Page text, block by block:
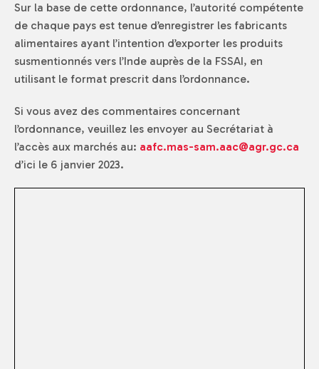
Sur la base de cette ordonnance, l’autorité compétente
de chaque pays est tenue d’enregistrer les fabricants
alimentaires ayant l’intention d’exporter les produits
susmentionnés vers l’Inde auprès de la FSSAI, en
utilisant le format prescrit dans l’ordonnance.
Si vous avez des commentaires concernant
l’ordonnance, veuillez les envoyer au Secrétariat à
l’accès aux marchés au: aafc.mas-sam.aac@agr.gc.ca
d’ici le 6 janvier 2023.